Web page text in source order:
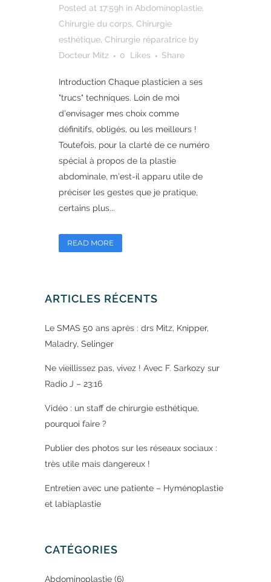
Posted at 17:59h in Abdominoplastie,
Chirurgie du corps, Chirurgie
esthétique, Chirurgie réparatrice by
Docteur Mitz
0 Likes Share
Introduction Chaque plasticien a ses
"trucs" techniques. Loin de moi
d’envisager mes choix comme
définitifs, obligés, ou les meilleurs !
Toutefois, pour la clarté de ce numéro
spécial à propos de la plastie
abdominale, m’est-il apparu utile de
préciser les gestes que je pratique,
certains plus...
READ MORE
ARTICLES RÉCENTS
Le SMAS 50 ans après : drs Mitz, Knipper,
Maladry, Selinger
Ne vieillissez pas, vivez ! Avec F. Sarkozy sur
Radio J – 23:16
Vidéo : un staff de chirurgie esthétique,
pourquoi faire ?
Publier des photos sur les réseaux sociaux :
très utile mais dangereux !
Entretien avec une patiente – Hyménoplastie
et labiaplastie
CATÉGORIES
Abdominoplastie (6)